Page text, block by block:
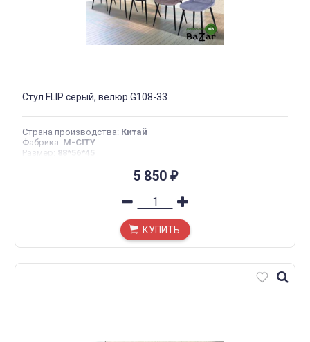
Стул FLIP серый, велюр G108-33
Страна производства: Китай
Фабрика: M-CITY
Размер : 88*56*45
5 850 ₽
КУПИТЬ